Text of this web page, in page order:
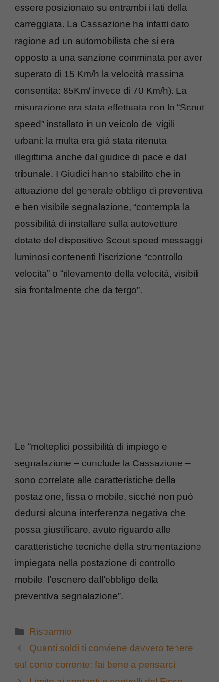
essere posizionato su entrambi i lati della
carreggiata. La Cassazione ha infatti dato
ragione ad un automobilista che si era
opposto a una sanzione comminata per aver
superato di 15 Km/h la velocità massima
consentita: 85Km/ invece di 70 Km/h). La
misurazione era stata effettuata con lo “Scout
speed” installato in un veicolo dei vigili
urbani: la multa era già stata ritenuta
illegittima anche dal giudice di pace e dal
tribunale. I Giudici hanno stabilito che in
attuazione del generale obbligo di preventiva
e ben visibile segnalazione, “contempla la
possibilità di installare sulla autovetture
dotate del dispositivo Scout speed messaggi
luminosi contenenti l’iscrizione “controllo
velocità” o “rilevamento della velocità, visibili
sia frontalmente che da tergo”.
Le “molteplici possibilità di impiego e
segnalazione – conclude la Cassazione –
sono correlate alle caratteristiche della
postazione, fissa o mobile, sicché non può
dedursi alcuna interferenza negativa che
possa giustificare, avuto riguardo alle
caratteristiche tecniche della strumentazione
impiegata nella postazione di controllo
mobile, l’esonero dall’obbligo della
preventiva segnalazione”.
Categorie
Risparmio
Quanti soldi ti conviene davvero tenere
sul conto corrente: fai bene a pensarci